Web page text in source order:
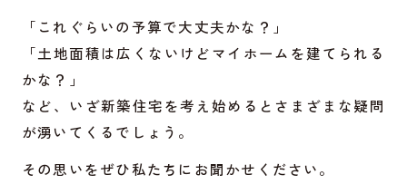
「これぐらいの予算で大丈夫かな？」
「土地面積は広くないけどマイホームを建てられる
かな？」
など、いざ新築住宅を考え始めるとさまざまな疑問
が湧いてくるでしょう。
その思いをぜひ私たちにお聞かせください。